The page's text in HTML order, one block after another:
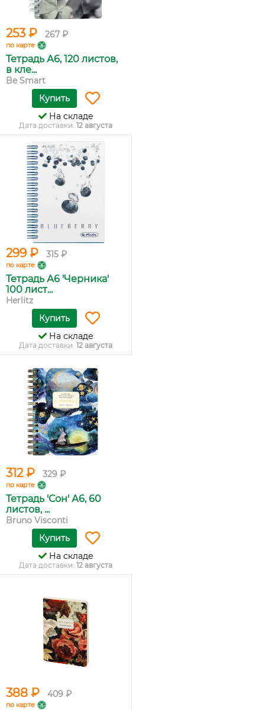
253 ₽ 267 ₽
по карте
Тетрадь А6, 120 листов,
в кле...
Be Smart
Купить
На складе
Дата доставки: 12 августа
299 ₽ 315 ₽
по карте
Тетрадь А6 'Черника'
100 лист...
Herlitz
Купить
На складе
Дата доставки: 12 августа
312 ₽ 329 ₽
по карте
Тетрадь 'Сон' А6, 60
листов, ...
Bruno Visconti
Купить
На складе
Дата доставки: 12 августа
388 ₽ 409 ₽
по карте